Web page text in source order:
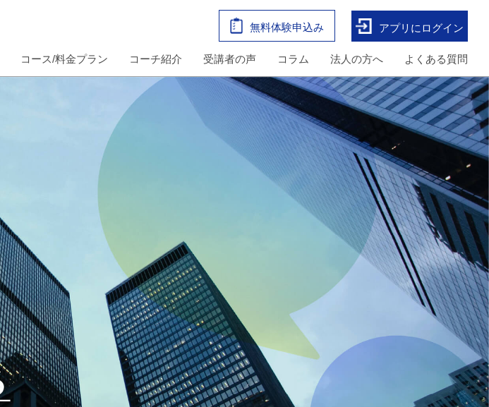
無料体験申込み アプリにログイン
コース/料金プラン コーチ紹介 受講者の声 コラム 法人の方へ よくある質問